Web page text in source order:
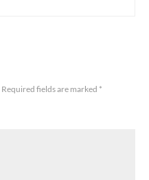
Required fields are marked *